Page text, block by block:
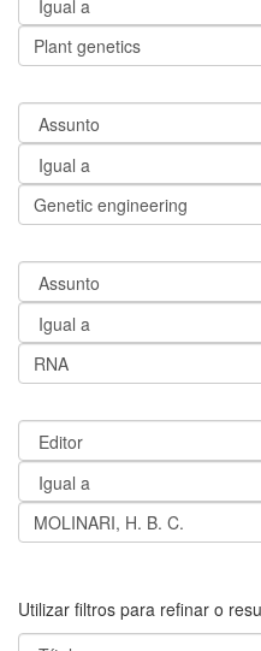
Utilizar filtros para refinar o